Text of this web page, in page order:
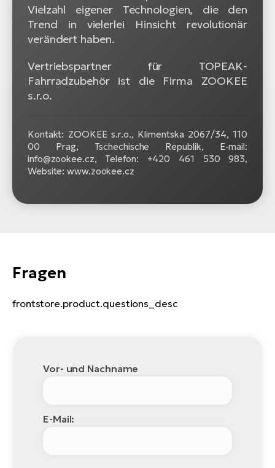
Vielzahl eigener Technologien, die den
Trend in vielerlei Hinsicht revolutionär
verändert haben.
Vertriebspartner für TOPEAK-
Fahrradzubehör ist die Firma ZOOKEE
s.r.o.
Kontakt: ZOOKEE s.r.o., Klimentska 2067/34, 110
00 Prag, Tschechische Republik, E-mail:
info@zookee.cz, Telefon: +420 461 530 983,
Website: www.zookee.cz
Fragen
frontstore.product.questions_desc
Vor- und Nachname
E-Mail: